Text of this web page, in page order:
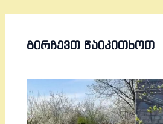
ᲒᲘᲠᲩᲔᲕᲗ ᲬᲐᲘᲙᲘᲗᲮᲝᲗ